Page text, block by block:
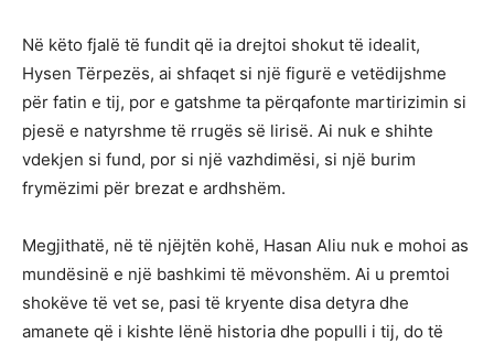
Në këto fjalë të fundit që ia drejtoi shokut të idealit,
Hysen Tërpezës, ai shfaqet si një figurë e vetëdijshme
për fatin e tij, por e gatshme ta përqafonte martirizimin si
pjesë e natyrshme të rrugës së lirisë. Ai nuk e shihte
vdekjen si fund, por si një vazhdimësi, si një burim
frymëzimi për brezat e ardhshëm.
Megjithatë, në të njëjtën kohë, Hasan Aliu nuk e mohoi as
mundësinë e një bashkimi të mëvonshëm. Ai u premtoi
shokëve të vet se, pasi të kryente disa detyra dhe
amanete që i kishte lënë historia dhe populli i tij, do të